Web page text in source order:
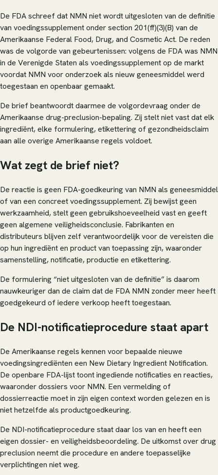
De FDA schreef dat NMN niet wordt uitgesloten van de definitie
van voedingssupplement onder section 201(ff)(3)(B) van de
Amerikaanse Federal Food, Drug, and Cosmetic Act. De reden
was de volgorde van gebeurtenissen: volgens de FDA was NMN
in de Verenigde Staten als voedingssupplement op de markt
voordat NMN voor onderzoek als nieuw geneesmiddel werd
toegestaan en openbaar gemaakt.
De brief beantwoordt daarmee de volgordevraag onder de
Amerikaanse drug-preclusion-bepaling. Zij stelt niet vast dat elk
ingrediënt, elke formulering, etikettering of gezondheidsclaim
aan alle overige Amerikaanse regels voldoet.
Wat zegt de brief niet?
De reactie is geen FDA-goedkeuring van NMN als geneesmiddel
of van een concreet voedingssupplement. Zij bewijst geen
werkzaamheid, stelt geen gebruikshoeveelheid vast en geeft
geen algemene veiligheidsconclusie. Fabrikanten en
distributeurs blijven zelf verantwoordelijk voor de vereisten die
op hun ingrediënt en product van toepassing zijn, waaronder
samenstelling, notificatie, productie en etikettering.
De formulering “niet uitgesloten van de definitie” is daarom
nauwkeuriger dan de claim dat de FDA NMN zonder meer heeft
goedgekeurd of iedere verkoop heeft toegestaan.
De NDI-notificatieprocedure staat apart
De Amerikaanse regels kennen voor bepaalde nieuwe
voedingsingrediënten een New Dietary Ingredient Notification.
De openbare FDA-lijst toont ingediende notificaties en reacties,
waaronder dossiers voor NMN. Een vermelding of
dossierreactie moet in zijn eigen context worden gelezen en is
niet hetzelfde als productgoedkeuring.
De NDI-notificatieprocedure staat daar los van en heeft een
eigen dossier- en veiligheidsbeoordeling. De uitkomst over drug
preclusion neemt die procedure en andere toepasselijke
verplichtingen niet weg.